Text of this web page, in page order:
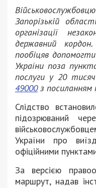
Запорізькій
організації
державний
пообіцяв
України поза
послуги у 20
49000з посиланням
Слідство
підозрюваний
України про
офіційними
За версією
маршрут, надав